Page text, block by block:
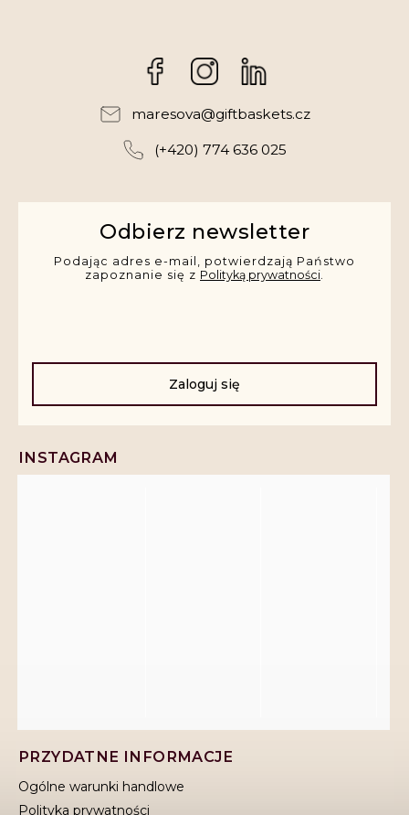
FacebookInstagram
maresova@giftbaskets.cz
(+420) 774 636 025
Odbierz newsletter
Podając adres e-mail, potwierdzają Państwo
zapoznanie się z Polityką prywatności
Zaloguj się
PRZYDATNE INFORMACJE
Ogólne warunki handlowe
Polityka prywatności
INSTAGRAM